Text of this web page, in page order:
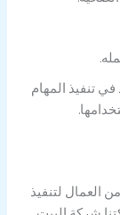
تنفيذ المهام
العمال لتنفيذ